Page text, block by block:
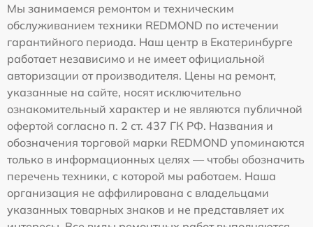
Мы занимаемся ремонтом и техническим
обслуживанием техники REDMOND по истечении
гарантийного периода. Наш центр в Екатеринбурге
работает независимо и не имеет официальной
авторизации от производителя. Цены на ремонт,
указанные на сайте, носят исключительно
ознакомительный характер и не являются публичной
офертой согласно п. 2 ст. 437 ГК РФ. Названия и
обозначения торговой марки REDMOND упоминаются
только в информационных целях — чтобы обозначить
перечень техники, с которой мы работаем. Наша
организация не аффилирована с владельцами
указанных товарных знаков и не представляет их